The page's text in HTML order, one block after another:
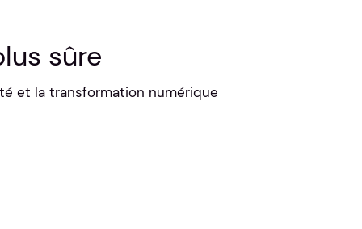
sûre
et la transformation numérique